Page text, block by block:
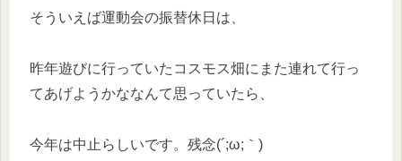
そういえば運動会の振替休日は、
昨年遊びに行っていたコスモス畑にまた連れて行っ
てあげようかななんて思っていたら、
今年は中止らしいです。残念(´;ω;｀)